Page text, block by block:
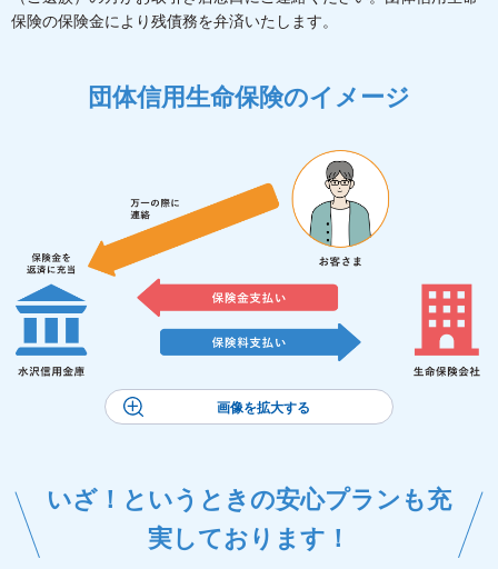
保険の保険金により残債務を弁済いたします。
団体信用生命保険のイメージ
画像を拡大する
いざ！というときの安心プランも充
実しております！